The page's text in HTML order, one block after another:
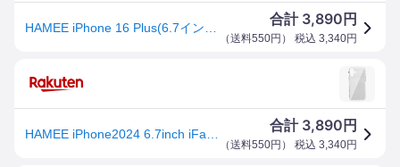
合計 3,890 円
（送料550円 ） 税込 3,340円
合計 3,890 円
（送料550円 ） 税込 3,340円